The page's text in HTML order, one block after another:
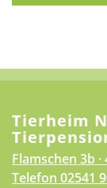
Tierheim
Flamschen 3b
Telefon 02541